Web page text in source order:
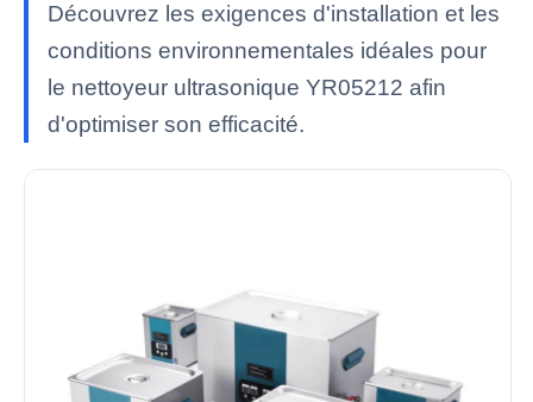
Découvrez les exigences d'installation et les
conditions environnementales idéales pour
le nettoyeur ultrasonique YR05212 afin
d'optimiser son efficacité.